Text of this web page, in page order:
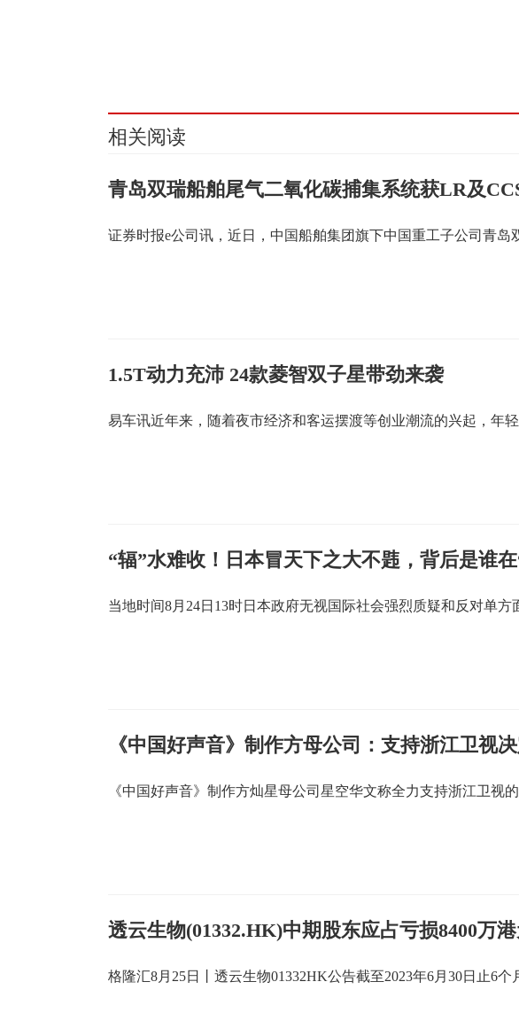
相关阅读
青岛双瑞船舶尾气二氧化碳捕集系统获LR及
证券时报e公司讯，近日，中国船舶集团旗下中国重工子公司青岛
1.5T动力充沛 24款菱智双子星带劲来袭
易车讯近年来，随着夜市经济和客运摆渡等创业潮流的兴起，年
“辐”水难收！日本冒天下之大不韪，背后是谁在
当地时间8月24日13时日本政府无视国际社会强烈质疑和反对单方
《中国好声音》制作方母公司：支持浙江卫视
《中国好声音》制作方灿星母公司星空华文称全力支持浙江卫视
透云生物(01332.HK)中期股东应占亏损8400万
格隆汇8月25日丨透云生物01332HK公告截至2023年6月30日止6个